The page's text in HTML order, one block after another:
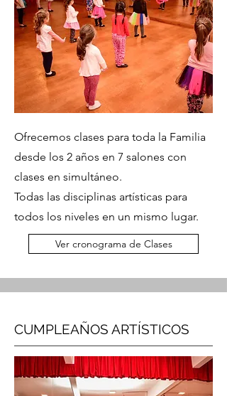
Ofrecemos clases para toda la Familia
desde los 2 años en 7 salones con
clases en simultáneo.
Todas las disciplinas artísticas para
todos los niveles en un mismo lugar.
Ver cronograma de Clases
CUMPLEAÑOS ARTÍSTICOS